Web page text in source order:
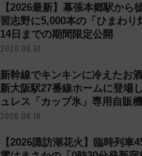
【2026最新】幕張本郷駅から
習志野に5,000本の「ひまわり
14日までの期間限定公開
2026.08.10
新幹線でキンキンに冷えたお
新大阪駅27番線ホームに登場
ュレス「カップ氷」専用自販
2026.08.10
【2026諏訪湖花火】臨時列車